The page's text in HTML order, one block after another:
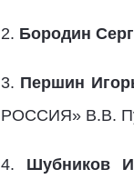
2. Бородин
3. Першин
РОССИЯ» В.В.
4. Шубников